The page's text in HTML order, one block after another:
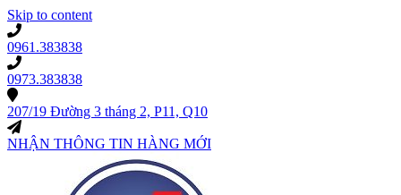
Skip to content
0961.383838
0973.383838
207/19 Đường 3 tháng 2, P11, Q10
NHẬN THÔNG TIN HÀNG MỚI